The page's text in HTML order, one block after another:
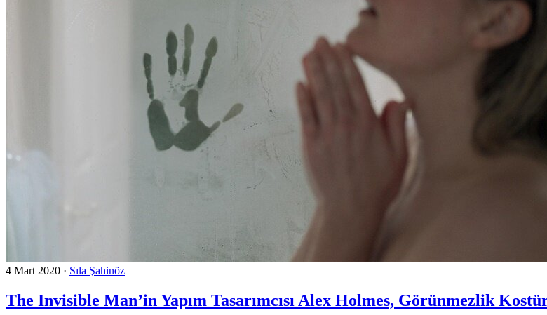
4 Mart 2020 · Sıla Şahinöz
The Invisible Man’in Yapım Tasarımcısı Alex Holmes, Görünmezlik